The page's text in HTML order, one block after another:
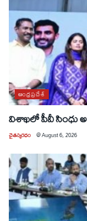
ఆంధ్రప్రదేశ్
విశాఖలో పీవీ సింధు
చైతన్యరధం @August 6, 2026